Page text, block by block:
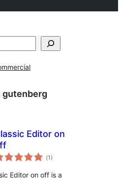
gutenberg
Editor on
(Totalt
antal
1)
Editor on off is a